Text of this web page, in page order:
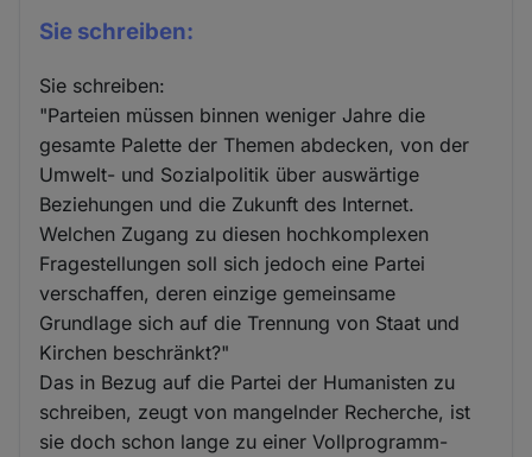
Sie schreiben:
Sie schreiben:
"Parteien müssen binnen weniger Jahre die
gesamte Palette der Themen abdecken, von der
Umwelt- und Sozialpolitik über auswärtige
Beziehungen und die Zukunft des Internet.
Welchen Zugang zu diesen hochkomplexen
Fragestellungen soll sich jedoch eine Partei
verschaffen, deren einzige gemeinsame
Grundlage sich auf die Trennung von Staat und
Kirchen beschränkt?"
Das in Bezug auf die Partei der Humanisten zu
schreiben, zeugt von mangelnder Recherche, ist
sie doch schon lange zu einer Vollprogramm-